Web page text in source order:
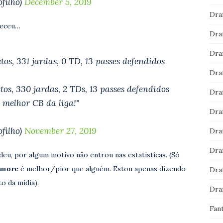
331 jardas, 0 TD, 13 passes defendidos
330 jardas, 2 TDs, 13 passes defendidos
melhor CB da liga!"
November 27, 2019
por algum motivo não entrou nas estatisticas. (Só
é melhor/pior que alguém. Estou apenas dizendo
da mídia).